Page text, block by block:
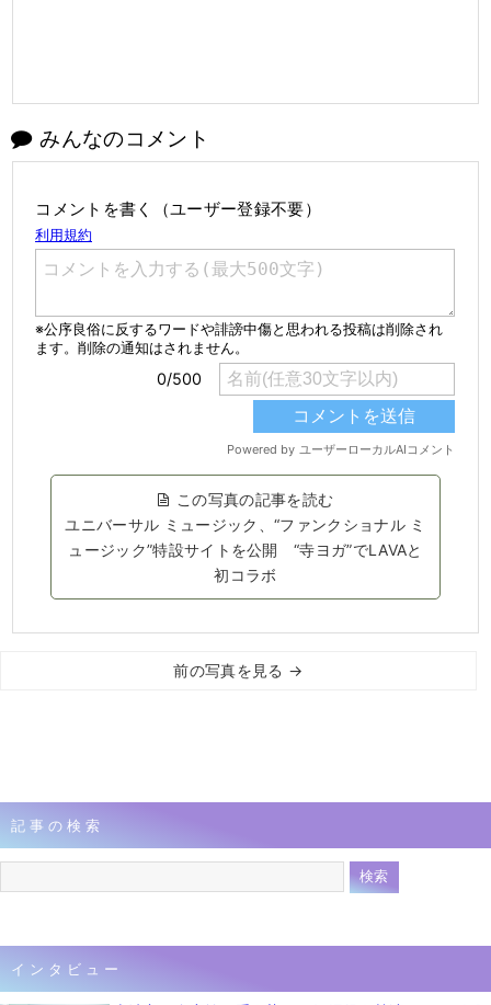
みんなのコメント
コメントを書く（ユーザー登録不要）
この写真の記事を読む
ユニバーサル ミュージック、“ファンクショナル ミ
ュージック”特設サイトを公開 “寺ヨガ”でLAVAと
初コラボ
前の写真を見る →
記事の検索
インタビュー